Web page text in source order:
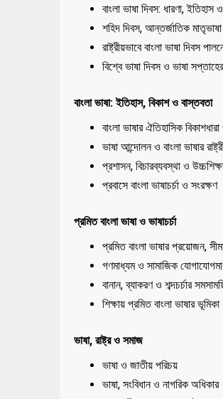
বাংলা ভাষা দিবস: ধারণা,
শহিদ দিবস, আন্তর্জাতিক
রাষ্ট্রীয়ভাবে বাংলা ভাষা দিবস
বিশ্বে ভাষা দিবস ও ভাষা
বাংলা ভাষা: ইতিহাস, বিকাশ ও বাস্তবতা
বাংলা ভাষার ঐতিহাসিক
ভাষা আন্দোলন ও বাংলা ভাষার
প্রশাসন, বিচারব্যবস্থা ও
প্রবাসে বাংলা ভাষাচর্চা ও সংরক্ষণ
প্রমিত বাংলা ভাষা ও ভাষাচর্চা
প্রমিত বাংলা ভাষার প্রয়োজন,
গণমাধ্যম ও সামাজিক
বানান, ব্যাকরণ ও শব্দচর্চার
শিক্ষায় প্রমিত বাংলা ভাষার ভূমিকা
ভাষা, রাষ্ট্র ও সমাজ
ভাষা ও জাতীয় পরিচয়
ভাষা, সংবিধান ও নাগরিক অধিকার